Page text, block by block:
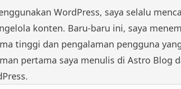
WordPress, saya selalu
konten. Baru-baru ini, saya
tinggi dan pengalaman pengguna
pertama saya menulis di Astro Blog